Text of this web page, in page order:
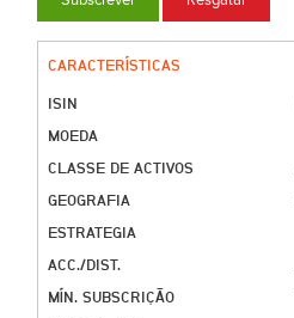
CARACTERÍSTICAS
ISIN
MOEDA
CLASSE DE ACTIVOS
GEOGRAFIA
ESTRATEGIA
ACC./DIST.
MÍN. SUBSCRIÇÃO